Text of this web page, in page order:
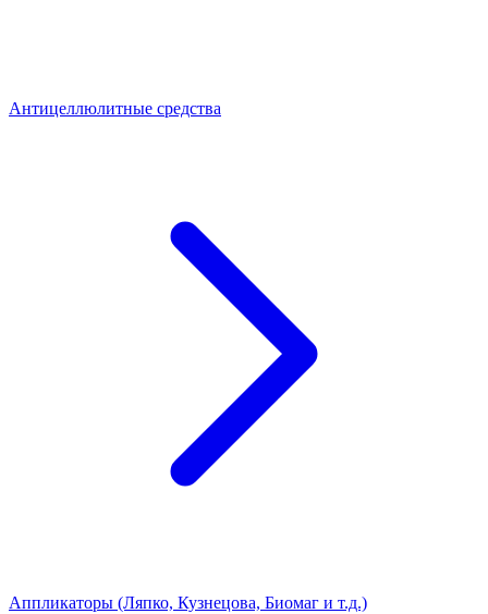
Антицеллюлитные средства
Аппликаторы (Ляпко, Кузнецова, Биомаг и т.д.)